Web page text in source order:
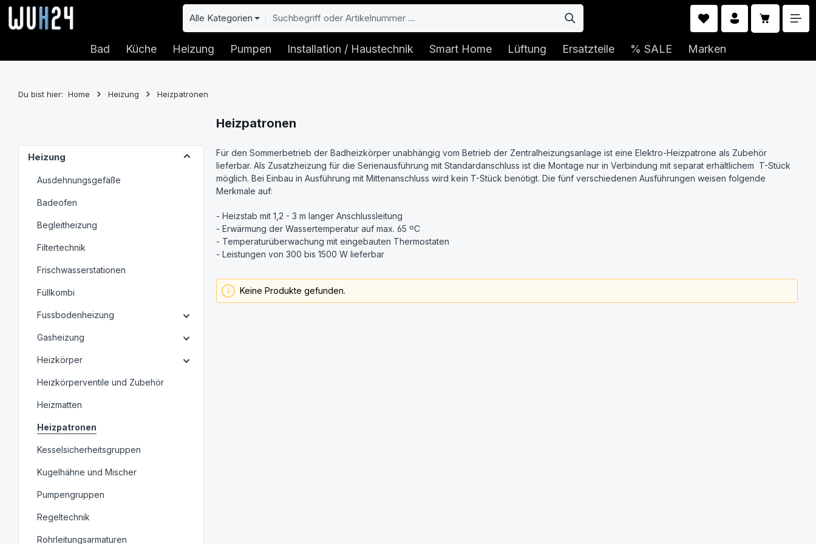
Hauptinhalt springen
Zur Suche springen
Zur Hauptnavigation springen Alle Kategorien
Bad Küche Heizung Pumpen Installation / Haustechnik Smart Home Lüftung Ersatzteile % SALE Marken
Du bist hier: Home Heizung Heizpatronen
Heizung
Ausdehnungsgefäße
Badeofen
Begleitheizung
Filtertechnik
Frischwasserstationen
Füllkombi
Fussbodenheizung
Gasheizung
Heizkörper
Heizkörperventile und Zubehör
Heizmatten
Heizpatronen
Kesselsicherheitsgruppen
Kugelhähne und Mischer
Pumpengruppen
Regeltechnik
Rohrleitungsarmaturen
Heizpatronen
Für den Sommerbetrieb der Badheizkörper unabhängig vom Betrieb der Zentralheizungsanlage ist eine Elektro-Heizpatrone als Zubehör
lieferbar. Als Zusatzheizung für die Serienausführung mit Standardanschluss ist die Montage nur in Verbindung mit separat erhältlichem T-Stück
möglich. Bei Einbau in Ausführung mit Mittenanschluss wird kein T-Stück benötigt. Die fünf verschiedenen Ausführungen weisen folgende
Merkmale auf:
- Heizstab mit 1,2 - 3 m langer Anschlussleitung
- Erwärmung der Wassertemperatur auf max. 65 ºC
- Temperaturüberwachung mit eingebauten Thermostaten
- Leistungen von 300 bis 1500 W lieferbar
Keine Produkte gefunden.